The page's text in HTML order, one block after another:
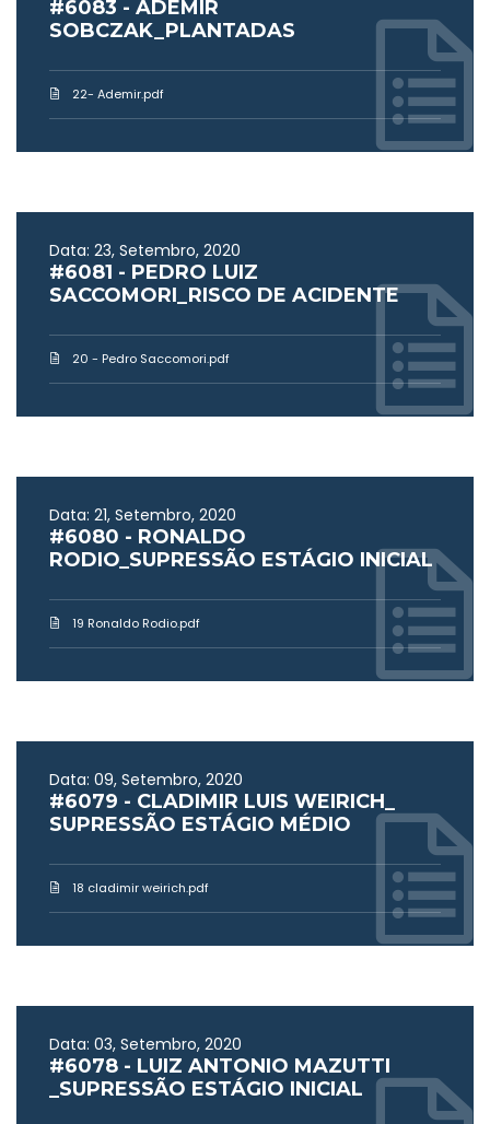
#6083 - ADEMIR
SOBCZAK_PLANTADAS
22- Ademir.pdf
Data: 23, Setembro, 2020
#6081 - PEDRO LUIZ
SACCOMORI_RISCO DE ACIDENTE
20 - Pedro Saccomori.pdf
Data: 21, Setembro, 2020
#6080 - RONALDO
RODIO_SUPRESSÃO ESTÁGIO INICIAL
19 Ronaldo Rodio.pdf
Data: 09, Setembro, 2020
#6079 - CLADIMIR LUIS WEIRICH_
SUPRESSÃO ESTÁGIO MÉDIO
18 cladimir weirich.pdf
Data: 03, Setembro, 2020
#6078 - LUIZ ANTONIO MAZUTTI
_SUPRESSÃO ESTÁGIO INICIAL